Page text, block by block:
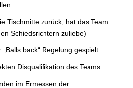
Tischmitte zurück, hat das Team
Schiedsrichtern zuliebe)
back“ Regelung gespielt.
Disqualifikation des Teams.
im Ermessen der